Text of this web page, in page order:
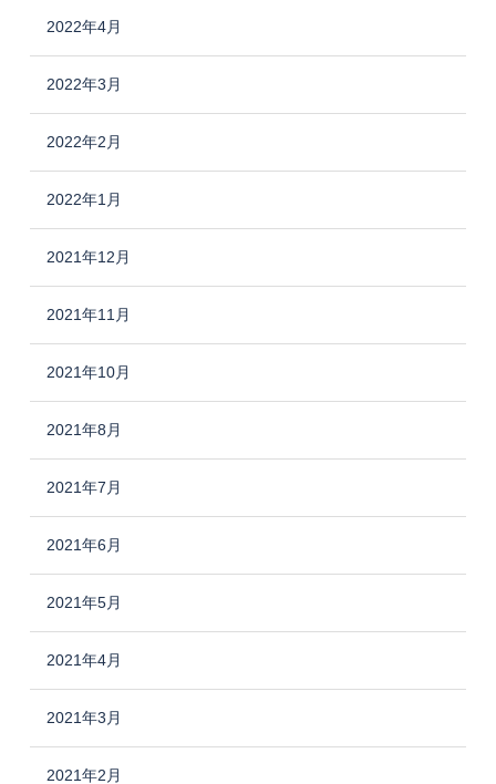
2022年4月
2022年3月
2022年2月
2022年1月
2021年12月
2021年11月
2021年10月
2021年8月
2021年7月
2021年6月
2021年5月
2021年4月
2021年3月
2021年2月